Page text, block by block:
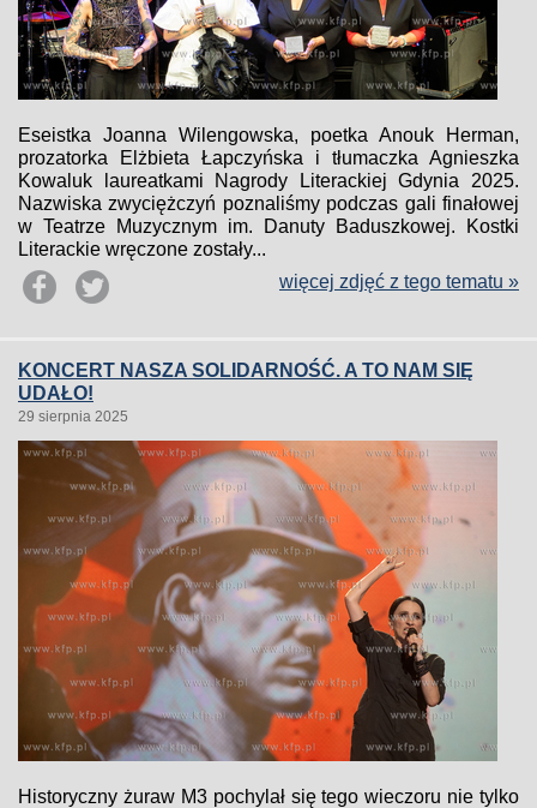
Eseistka Joanna Wilengowska, poetka Anouk Herman,
prozatorka Elżbieta Łapczyńska i tłumaczka Agnieszka
Kowaluk laureatkami Nagrody Literackiej Gdynia 2025.
Nazwiska zwyciężczyń poznaliśmy podczas gali finałowej
w Teatrze Muzycznym im. Danuty Baduszkowej. Kostki
Literackie wręczone zostały...
więcej zdjęć z tego tematu »
KONCERT NASZA SOLIDARNOŚĆ. A TO NAM SIĘ
UDAŁO!
29 sierpnia 2025
Historyczny żuraw M3 pochylał się tego wieczoru nie tylko